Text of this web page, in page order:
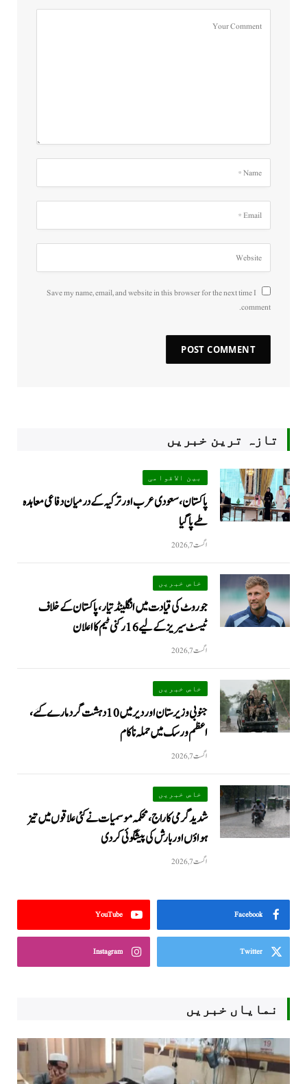
Save my name, email, and website in this browser for the next time I
comment.
تازہ ترین خبریں
بین الاقوامی
پاکستان،سعودی عرب اور ترکیہ کے درمیان دفاعی معاہدہ
طے پاگیا
اگست 7, 2026
خاص خبریں
جو روٹ کی قیادت میں انگلینڈ تیار، پاکستان کے خلاف
ٹیسٹ سیریز کے لیے 16 رکنی ٹیم کا اعلان
اگست 7, 2026
خاص خبریں
جنوبی وزیرستان اور دیر میں 10 دہشت گرد مارے گئے،
اعظم ورسک میں حملہ ناکام
اگست 7, 2026
خاص خبریں
شدید گرمی کا راج، محکمہ موسمیات نے کئی علاقوں میں تیز
ہواؤں اور بارش کی پیشگوئی کر دی
اگست 7, 2026
Facebook
YouTube
Twitter
Instagram
نمایاں خبریں